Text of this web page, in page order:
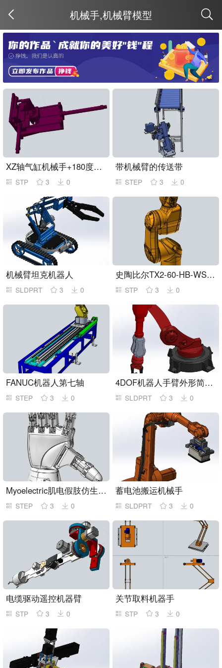
机械手,机械臂模型
XZ轴气缸机械手+180度翻转机构
STP 3 0
带机械臂的传送带
STEP 3 0
机械臂坦克机器人
SLDPRT 3 0
史陶比尔TX2-60-HB-WS-STP机器人
STP 3 0
FANUC机器人第七轴
STEP 3 0
4DOF机器人手臂外形简易模型
SLDPRT 3 0
Myoelectric肌电假肢仿生手臂
STEP 3 0
蓄电池搬运机械手
SLDPRT 3 0
电缆驱动遥控机器臂
STP 3 0
关节取料机器手
STP 3 0
取消